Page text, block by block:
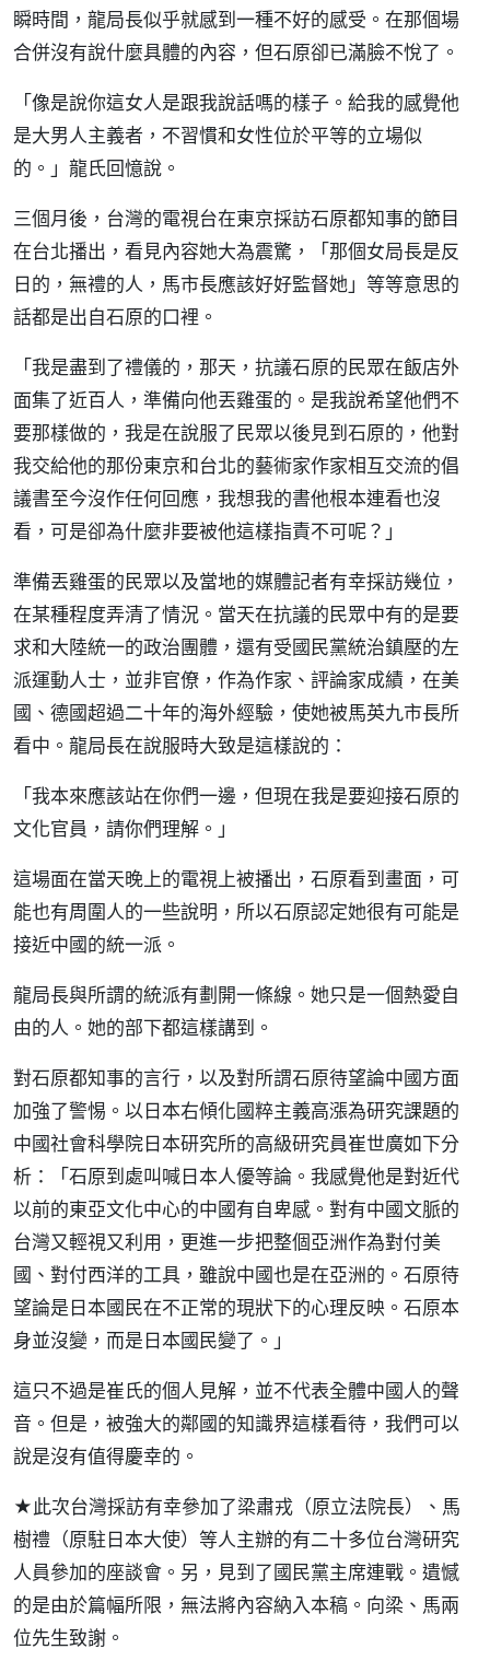
瞬時間，龍局長似乎就感到一種不好的感受。在那個場
合併沒有說什麼具體的內容，但石原卻已滿臉不悅了。
「像是說你這女人是跟我說話嗎的樣子。給我的感覺他
是大男人主義者，不習慣和女性位於平等的立場似
的。」龍氏回憶說。
三個月後，台灣的電視台在東京採訪石原都知事的節目
在台北播出，看見內容她大為震驚，「那個女局長是反
日的，無禮的人，馬市長應該好好監督她」等等意思的
話都是出自石原的口裡。
「我是盡到了禮儀的，那天，抗議石原的民眾在飯店外
面集了近百人，準備向他丟雞蛋的。是我說希望他們不
要那樣做的，我是在說服了民眾以後見到石原的，他對
我交給他的那份東京和台北的藝術家作家相互交流的倡
議書至今沒作任何回應，我想我的書他根本連看也沒
看，可是卻為什麼非要被他這樣指責不可呢？」
準備丟雞蛋的民眾以及當地的媒體記者有幸採訪幾位，
在某種程度弄清了情況。當天在抗議的民眾中有的是要
求和大陸統一的政治團體，還有受國民黨統治鎮壓的左
派運動人士，並非官僚，作為作家、評論家成績，在美
國、德國超過二十年的海外經驗，使她被馬英九市長所
看中。龍局長在說服時大致是這樣說的：
「我本來應該站在你們一邊，但現在我是要迎接石原的
文化官員，請你們理解。」
這場面在當天晚上的電視上被播出，石原看到畫面，可
能也有周圍人的一些說明，所以石原認定她很有可能是
接近中國的統一派。
龍局長與所謂的統派有劃開一條線。她只是一個熱愛自
由的人。她的部下都這樣講到。
對石原都知事的言行，以及對所謂石原待望論中國方面
加強了警惕。以日本右傾化國粹主義高漲為研究課題的
中國社會科學院日本研究所的高級研究員崔世廣如下分
析：「石原到處叫喊日本人優等論。我感覺他是對近代
以前的東亞文化中心的中國有自卑感。對有中國文脈的
台灣又輕視又利用，更進一步把整個亞洲作為對付美
國、對付西洋的工具，雖說中國也是在亞洲的。石原待
望論是日本國民在不正常的現狀下的心理反映。石原本
身並沒變，而是日本國民變了。」
這只不過是崔氏的個人見解，並不代表全體中國人的聲
音。但是，被強大的鄰國的知識界這樣看待，我們可以
說是沒有值得慶幸的。
★此次台灣採訪有幸參加了梁肅戎（原立法院長）、馬
樹禮（原駐日本大使）等人主辦的有二十多位台灣研究
人員參加的座談會。另，見到了國民黨主席連戰。遺憾
的是由於篇幅所限，無法將內容納入本稿。向梁、馬兩
位先生致謝。